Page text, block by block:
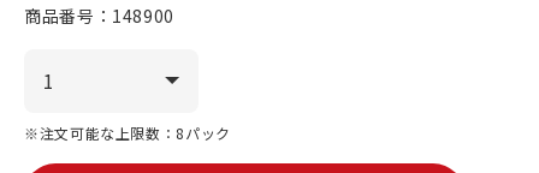
商品番号： 148900
※注文可能な上限数：8パック